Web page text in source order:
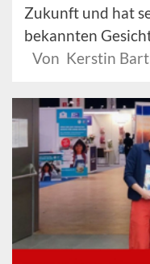
Zukunft und hat
bekannten
Von Kerstin